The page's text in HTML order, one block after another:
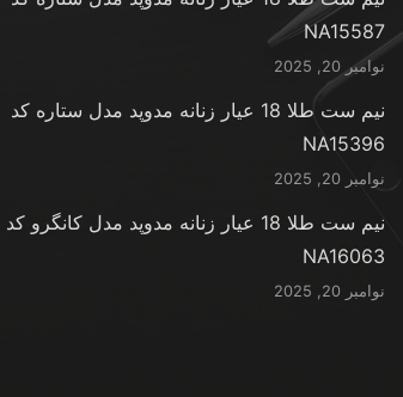
NA15587
نوامبر 20, 2025
نیم ست طلا 18 عیار زنانه مدوپد مدل ستاره کد
NA15396
نوامبر 20, 2025
نیم ست طلا 18 عیار زنانه مدوپد مدل کانگرو کد
NA16063
نوامبر 20, 2025